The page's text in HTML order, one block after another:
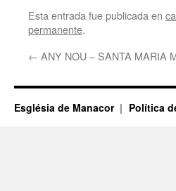
Esta entrada fue publicada en
permanente.
← ANY NOU – SANTA MARIA
Església de Manacor Política